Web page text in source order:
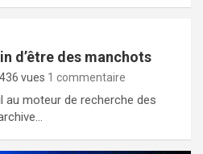
d’être des manchots
vues 1 commentaire
au moteur de recherche des